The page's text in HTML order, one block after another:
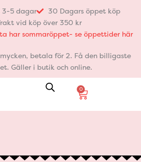
3-5 dagar
30 Dagars öppet köp
vid köp över 350 kr
har sommaröppet- se öppettider här
betala för 2. Få den billigaste
Gäller i butik och online.
0
Varukorg